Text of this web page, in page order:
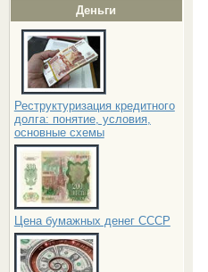
Деньги
Реструктуризация кредитного
долга: понятие, условия,
основные схемы
Цена бумажных денег СССР